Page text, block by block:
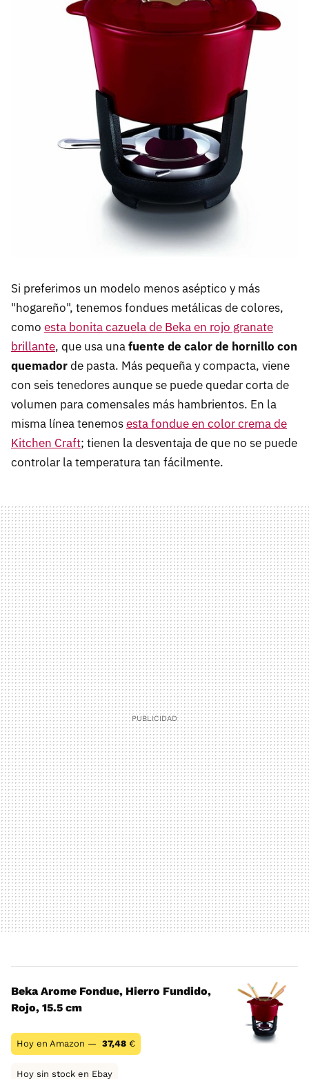
Si preferimos un modelo menos aséptico y más
"hogareño", tenemos fondues metálicas de colores,
como esta bonita cazuela de Beka en rojo granate
brillante, que usa unafuente de calor de hornillo con
quemadorde pasta. Más pequeña y compacta, viene
con seis tenedores aunque se puede quedar corta de
volumen para comensales más hambrientos. En la
misma línea tenemosesta fondue en color crema de
Kitchen Craft; tienen la desventaja de que no se puede
controlar la temperatura tan fácilmente.
Beka Arome Fondue, Hierro Fundido,
Rojo, 15.5 cm
Hoy en Amazon — 37,48 €
Hoy sin stock en Ebay